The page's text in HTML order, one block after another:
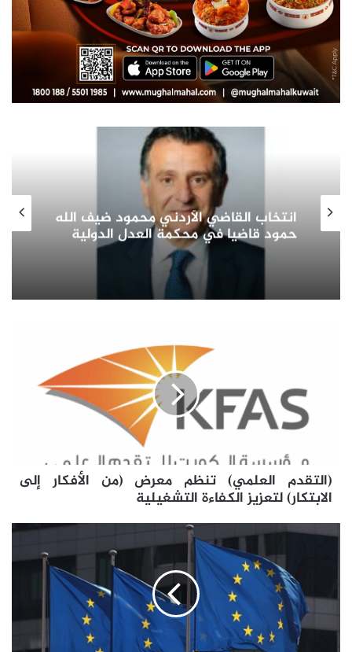
صاحب السمو الأمير الشيخ مشعل الأحمد
الجابر الصباح يشيد بدور المرأة الكويتية
في التنمية الشاملة ويؤكد: شريك
أساسي في بناء الوطن وتمثيله دوليا
الكفاءة
التشغيلية
(التقدم العلمي) تنظم معرض (من الأفكار إلى
الابتكار) لتعزيز الكفاءة التشغيلية
الاتحاد
إجراءات
لدعم